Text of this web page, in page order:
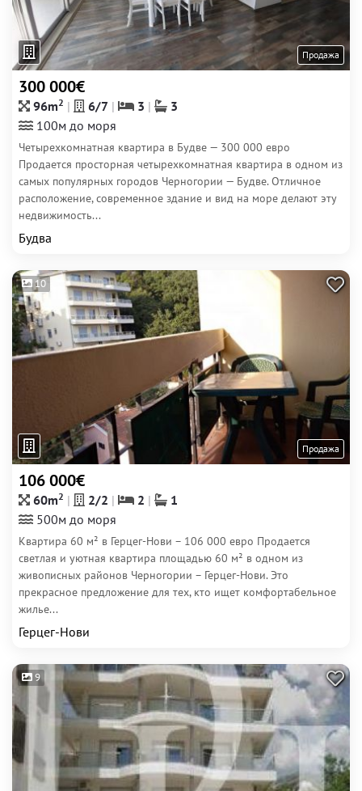
Продажа
300 000€
96m2 6/7 3
3
100м до моря
Четырехкомнатная квартира в Будве — 300 000 евро
Продается просторная четырехкомнатная квартира в одном из
самых популярных городов Черногории — Будве. Отличное
расположение, современное здание и вид на море делают эту
недвижимость...
Будва
10
Продажа
106 000€
60m2 2/2 2
1
500м до моря
Квартира 60 м² в Герцег-Нови – 106 000 евро Продается
светлая и уютная квартира площадью 60 м² в одном из
живописных районов Черногории – Герцег-Нови. Это
прекрасное предложение для тех, кто ищет комфортабельное
жилье...
Герцег-Нови
9